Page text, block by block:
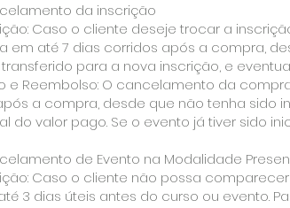
da inscrição
Caso o cliente deseje trocar a
em até 7 dias corridos após a compra,
para a nova inscrição, e
e Reembolso: O cancelamento da
a compra, desde que não tenha sido
do valor pago. Se o evento já tiver sido
de Evento na Modalidade
Caso o cliente não possa
3 dias úteis antes do curso ou evento.